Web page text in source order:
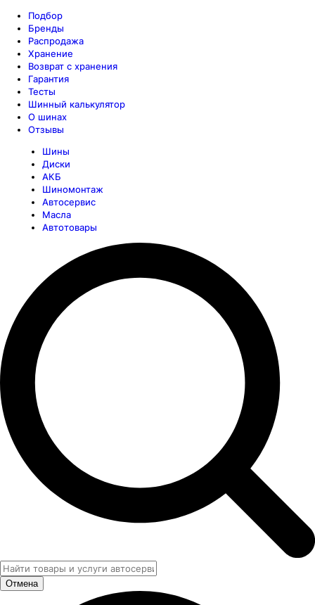
Подбор
Бренды
Распродажа
Хранение
Возврат с хранения
Гарантия
Тесты
Шинный калькулятор
О шинах
Отзывы
Шины
Диски
АКБ
Шиномонтаж
Автосервис
Масла
Автотовары
Отмена